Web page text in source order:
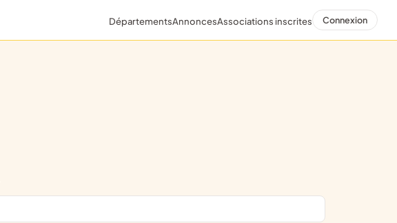
DépartementsAnnoncesAssociations inscrites Connexion